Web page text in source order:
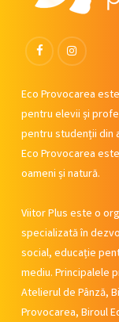
FacebookInstagram
Eco Provocarea
pentru elevii și
pentru studenții din
Eco Provocarea
oameni și natură.
Viitor Plus este o
specializată în
social, educație
mediu. Principalele
Atelierul de Pânză,
Provocarea, Biroul